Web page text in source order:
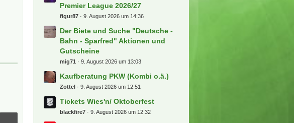
Premier League 2026/27
figur87 9. August 2026 um 14:36
Der Biete und Suche "Deutsche -
Bahn - Sparfred" Aktionen und
Gutscheine
mig71 9. August 2026 um 13:03
Kaufberatung PKW (Kombi o.ä.)
Zottel 9. August 2026 um 12:51
Tickets Wies'n/ Oktoberfest
blackfire7 9. August 2026 um 12:32